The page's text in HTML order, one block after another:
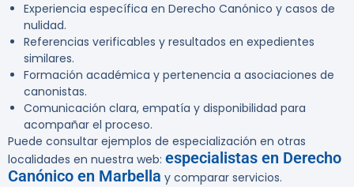
Experiencia específica en Derecho Canónico y casos de
nulidad.
Referencias verificables y resultados en expedientes
similares.
Formación académica y pertenencia a asociaciones de
canonistas.
Comunicación clara, empatía y disponibilidad para
acompañar el proceso.
Puede consultar ejemplos de especialización en otras
localidades en nuestra web: especialistas en Derecho
Canónico en Marbella y comparar servicios.